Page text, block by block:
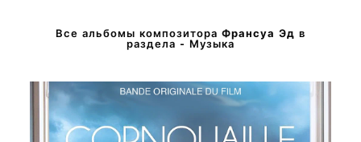
Все альбомы композитора Франсуа Эд в
раздела - Музыка